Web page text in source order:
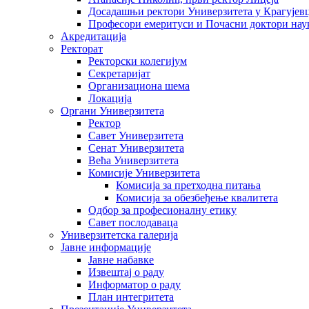
Досадашњи ректори Универзитета у
Професори емеритуси и Почасни доктори
Акредитација
Ректорат
Ректорски колегијум
Секретаријат
Организациона шема
Локација
Органи Универзитета
Ректор
Савет Универзитета
Сенат Универзитета
Већа Универзитета
Комисије Универзитета
Комисија за претходна питања
Комисија за обезбеђење квалитета
Одбор за професионалну етику
Савет послодаваца
Универзитетска галерија
Јавне информације
Јавне набавке
Извештај о раду
Информатор о раду
План интегритета